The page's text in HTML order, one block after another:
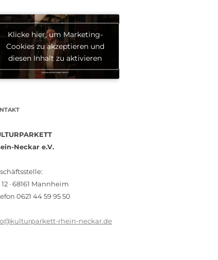
Klicke hier, um Marketing-
Cookies zu akzeptieren und
diesen Inhalt zu aktivieren
Neckar e.V.
12 · 68161 Mannheim
0621 44 59 95 50
rhein-neckar.de